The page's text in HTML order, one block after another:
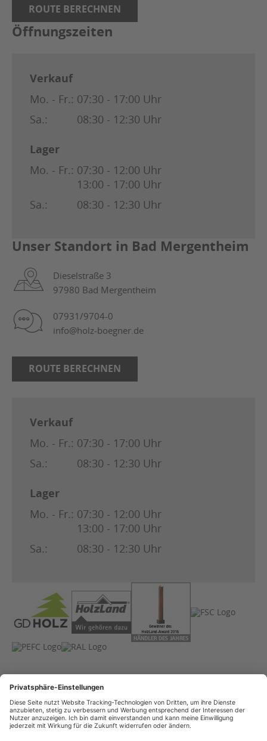
ROUTE BERECHNEN
Öffnungszeiten
Verkauf
Mo. - Fr.: 07:30 - 17:00 Uhr
Sa.:
08:30 - 12:30 Uhr
Lager
Mo. - Fr.: 07:30 - 12:00 Uhr
13:00 - 17:00 Uhr
Sa.:
08:30 - 12:30 Uhr
Unser Standort in Bad Mergentheim
Dieselstraße 3
97980 Bad Mergentheim
07931/9704-0
info@holz-boegner.de
ROUTE BERECHNEN
Verkauf
Mo. - Fr.: 07:30 - 17:00 Uhr
Sa.:
08:30 - 12:30 Uhr
Lager
Mo. - Fr.: 07:30 - 12:00 Uhr
13:00 - 17:00 Uhr
Sa.:
08:30 - 12:30 Uhr